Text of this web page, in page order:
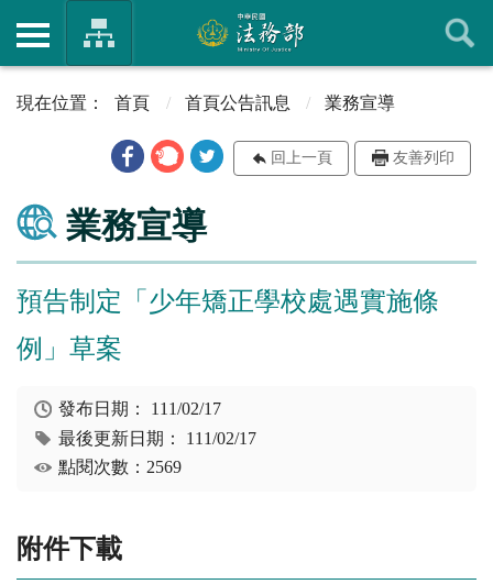
首頁 首頁公告訊息 業務宣導
回上一頁 友善列印
業務宣導
預告制定「少年矯正學校處遇實施條
例」草案
發布日期： 111/02/17
最後更新日期： 111/02/17
點閱次數：2569
附件下載